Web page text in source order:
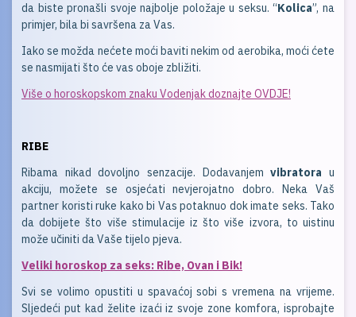
da biste pronašli svoje najbolje položaje u seksu. “Kolica”, na
primjer, bila bi savršena za Vas.
Iako se možda nećete moći baviti nekim od aerobika, moći ćete
se nasmijati što će vas oboje zbližiti.
Više o horoskopskom znaku Vodenjak doznajte OVDJE!
RIBE
Ribama nikad dovoljno senzacije. Dodavanjemvibratora u
akciju, možete se osjećati nevjerojatno dobro. Neka Vaš
partner koristi ruke kako bi Vas potaknuo dok imate seks. Tako
da dobijete što više stimulacije iz što više izvora, to uistinu
može učiniti da Vaše tijelo pjeva.
Veliki horoskop za seks: Ribe, Ovan i Bik!
Svi se volimo opustiti u spavaćoj sobi s vremena na vrijeme.
Sljedeći put kad želite izaći iz svoje zone komfora, isprobajte